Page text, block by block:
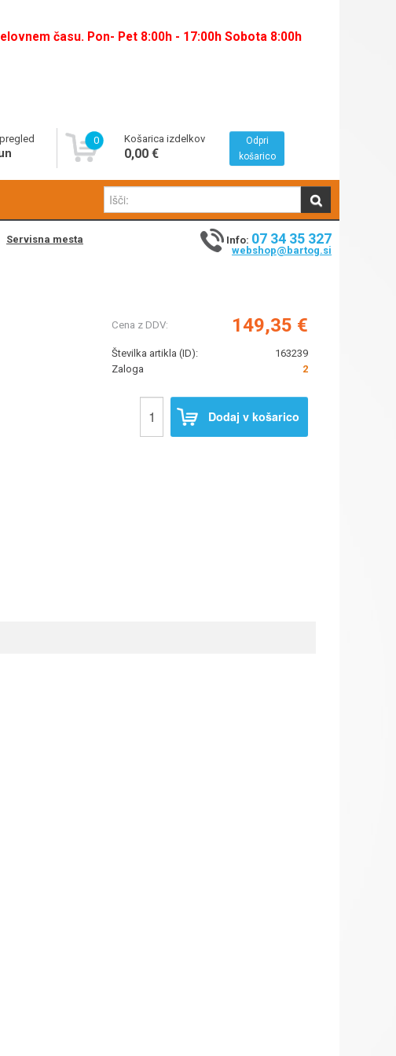
času. Pon- Pet 8:00h - 17:00h Sobota 8:00h
0 Košarica izdelkov
0,00 €
Odpri
košarico
Servisna mesta Info: 07 34 35 327
webshop@bartog.si
Cena z DDV: 149,35 €
Številka artikla (ID):
163239
Zaloga
2
Dodaj v košarico